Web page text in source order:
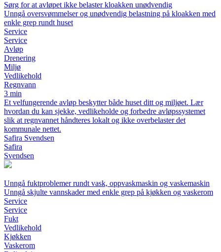
Sørg for at avløpet ikke belaster kloakken unødvendig
Unngå oversvømmelser og unødvendig belastning på kloakken med
enkle grep rundt huset
Service
Service
Avløp
Drenering
Miljø
Vedlikehold
Regnvann
3 min
Et velfungerende avløp beskytter både huset ditt og miljøet. Lær
hvordan du kan sjekke, vedlikeholde og forbedre avløpssystemet
slik at regnvannet håndteres lokalt og ikke overbelaster det
kommunale nettet.
Safira Svendsen
Safira
Svendsen
Unngå fuktproblemer rundt vask, oppvaskmaskin og vaskemaskin
Unngå skjulte vannskader med enkle grep på kjøkken og vaskerom
Service
Service
Fukt
Vedlikehold
Kjøkken
Vaskerom